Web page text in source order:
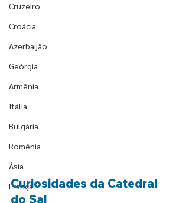
Cruzeiro
Croácia
Azerbaijão
Geórgia
Armênia
Itália
Bulgária
Romênia
Ásia
França
Curiosidades da Catedral
do Sal